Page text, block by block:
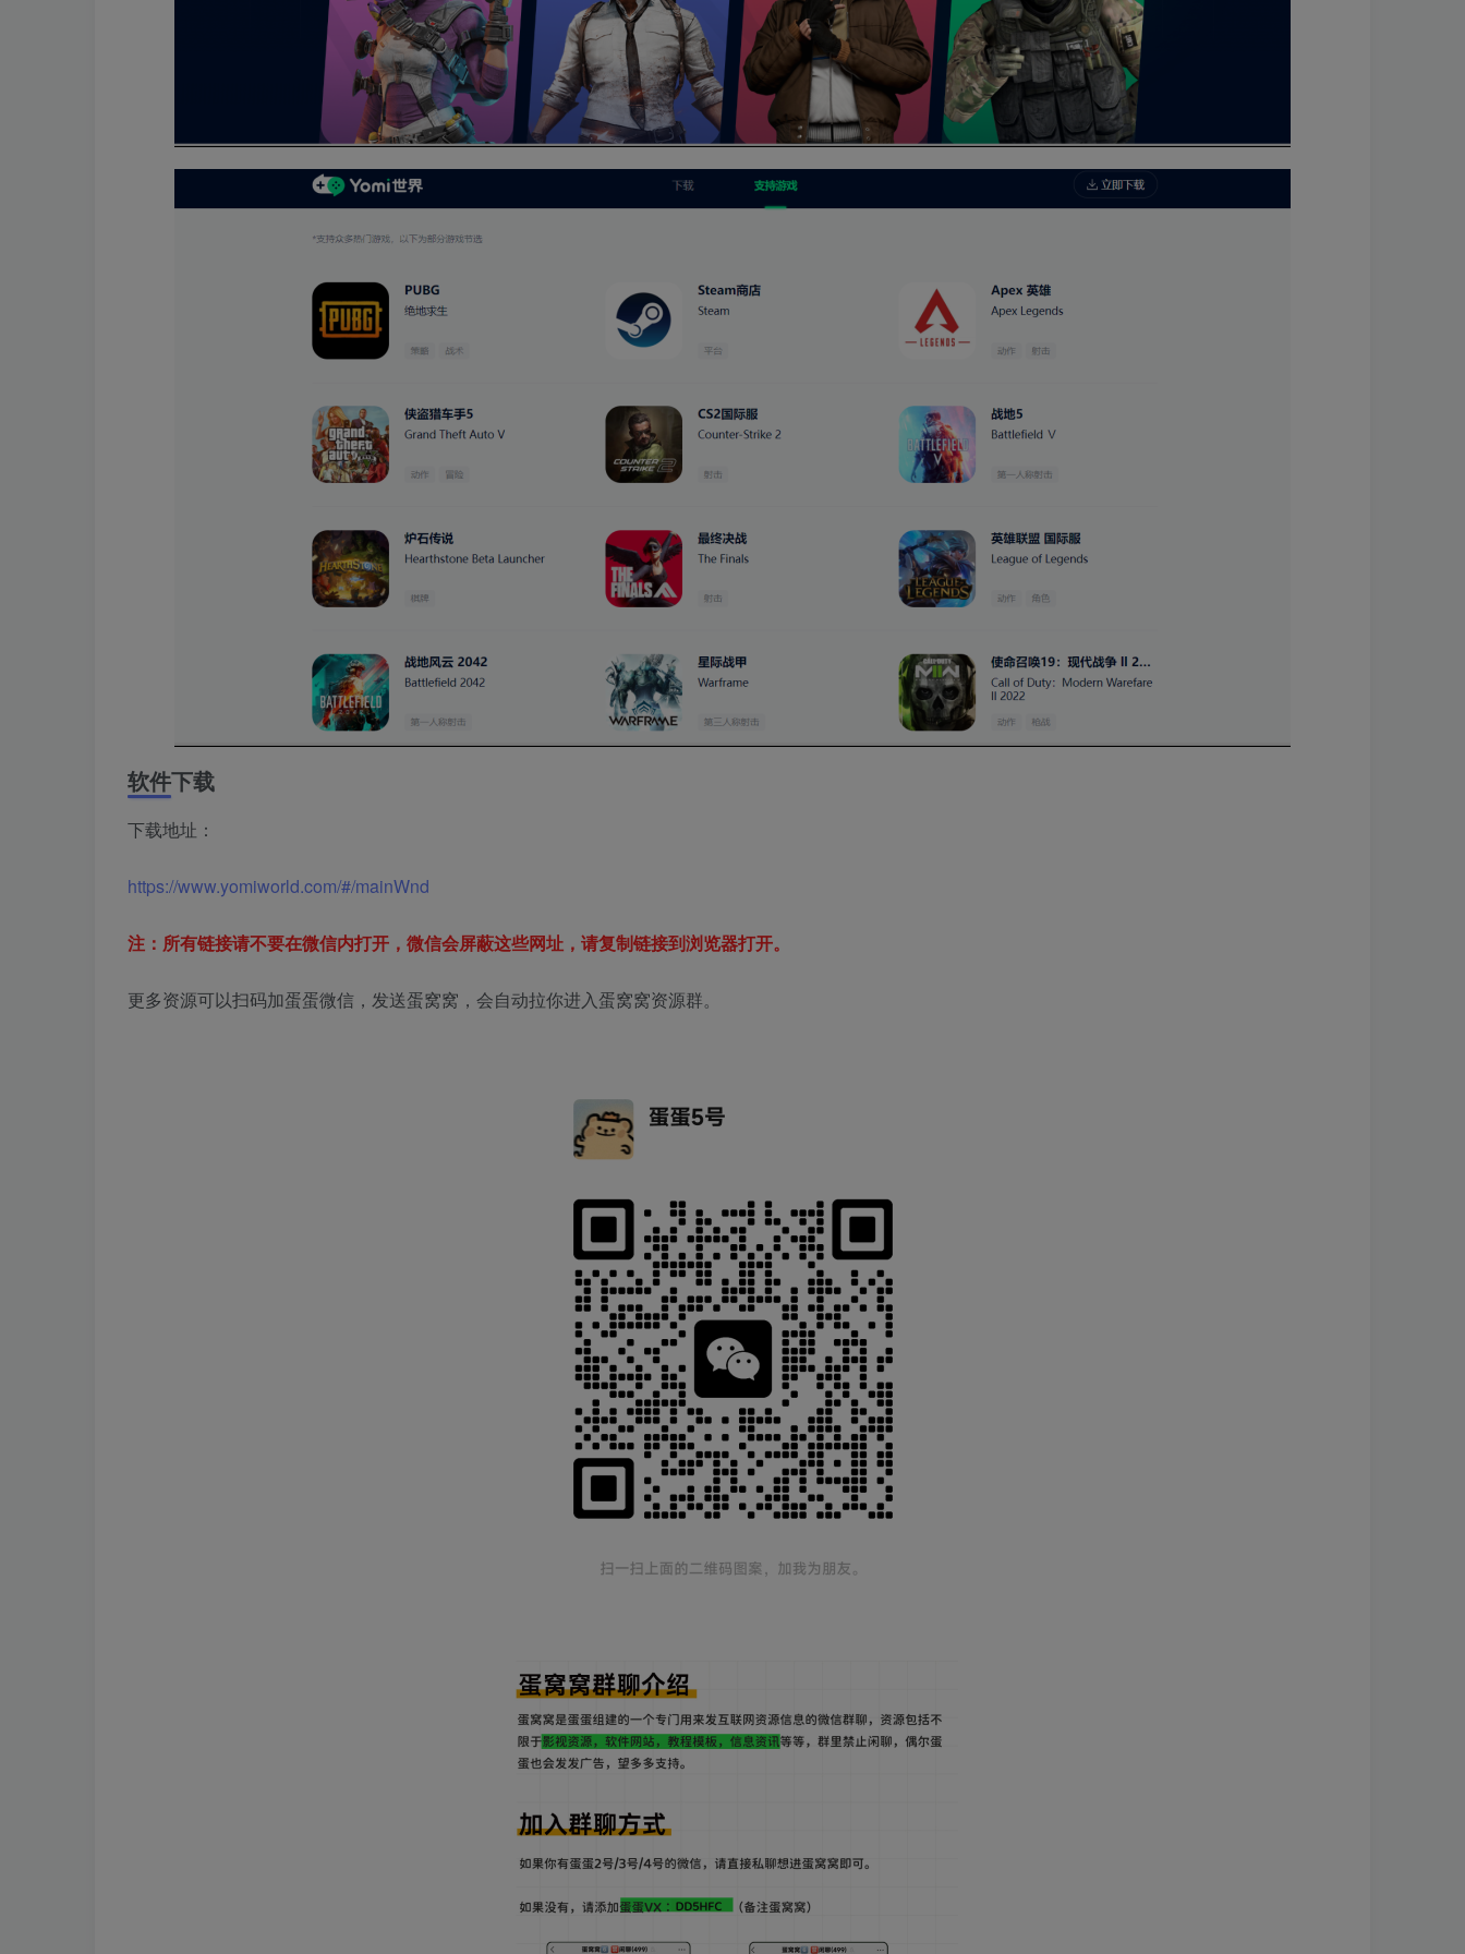
软件下载
下载地址：
https://www.yomiworld.com/#/mainWnd
注：所有链接请不要在微信内打开，微信会屏蔽这些网址，请复制链接到浏览器打开。
更多资源可以扫码加蛋蛋微信，发送蛋窝窝，会自动拉你进入蛋窝窝资源群。